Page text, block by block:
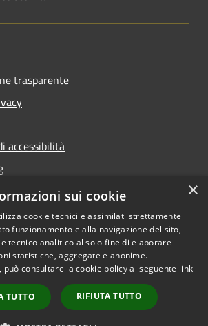
trasparente
accessibilità
dei servizi
Copyright © 2026 • Comune di
Zoagli • Powered by
Municipium•
Accesso
redazione
×
sui cookie
cookie tecnici e assimilati strettamente
funzionamento e alla navigazione del sito,
tecnico analitico al solo fine di elaborare
statistiche, aggregate e anonime.
consultare la cookie policy al seguente link
TUTTO RIFIUTA TUTTO